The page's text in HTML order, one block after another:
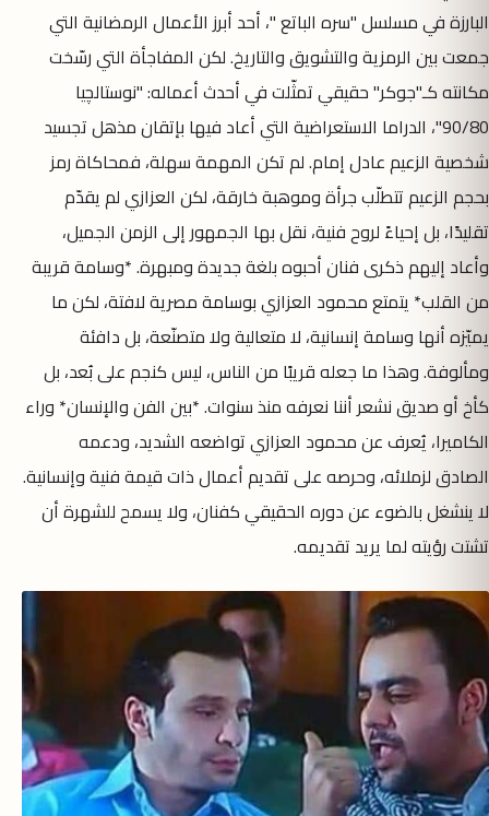
البارزة في مسلسل "سره الباتع "، أحد أبرز الأعمال الرمضانية التي
جمعت بين الرمزية والتشويق والتاريخ. لكن المفاجأة التي رسّخت
مكانته كـ"جوكر" حقيقي تمثّلت في أحدث أعماله: "نوستالچيا
90/80"، الدراما الاستعراضية التي أعاد فيها بإتقان مذهل تجسيد
شخصية الزعيم عادل إمام. لم تكن المهمة سهلة، فمحاكاة رمز
بحجم الزعيم تتطلّب جرأة وموهبة خارقة، لكن العزازي لم يقدّم
تقليدًا، بل إحياءً لروح فنية، نقل بها الجمهور إلى الزمن الجميل،
وأعاد إليهم ذكرى فنان أحبوه بلغة جديدة ومبهرة. *وسامة قريبة
من القلب* يتمتع محمود العزازي بوسامة مصرية لافتة، لكن ما
يميّزه أنها وسامة إنسانية، لا متعالية ولا متصنّعة، بل دافئة
ومألوفة. وهذا ما جعله قريبًا من الناس، ليس كنجم على بُعد، بل
كأخ أو صديق نشعر أننا نعرفه منذ سنوات. *بين الفن والإنسان* وراء
الكاميرا، يُعرف عن محمود العزازي تواضعه الشديد، ودعمه
الصادق لزملائه، وحرصه على تقديم أعمال ذات قيمة فنية وإنسانية.
لا ينشغل بالضوء عن دوره الحقيقي كفنان، ولا يسمح للشهرة أن
تشتت رؤيته لما يريد تقديمه.